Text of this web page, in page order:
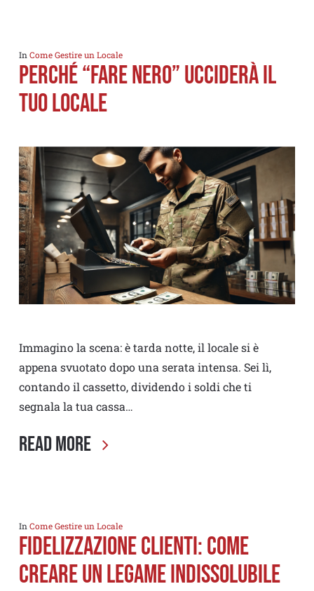
In Come Gestire un Locale
Perché “fare nero” ucciderà il
tuo locale
Immagino la scena: è tarda notte, il locale si è
appena svuotato dopo una serata intensa. Sei lì,
contando il cassetto, dividendo i soldi che ti
segnala la tua cassa…
Read More
In Come Gestire un Locale
Fidelizzazione clienti: Come
Creare un Legame Indissolubile